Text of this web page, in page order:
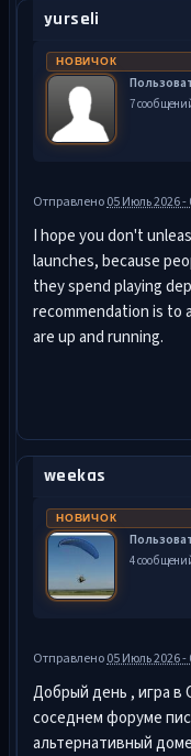
yurseli
НОВИЧОК
7
Отправлено05 Июль 2026 -
I hope you don't
launches, because
they spend playing
recommendation is to
are up and running.
weekas
НОВИЧОК
4
Отправлено05 Июль 2026 -
Добрый день , игра в
соседнем форуме
альтернативный